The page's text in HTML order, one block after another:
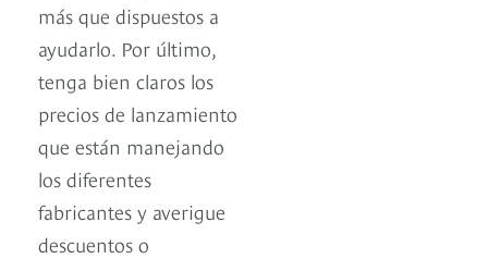
más que dispuestos a
ayudarlo. Por último,
tenga bien claros los
precios de lanzamiento
que están manejando
los diferentes
fabricantes y averigue
descuentos o